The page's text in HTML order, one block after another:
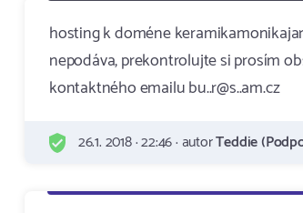
hosting k doméne
nepodáva, prekontrolujte si prosím
kontaktného emailu bu..r@s..am.cz
26.1. 2018 · 22:46 · autorTeddie